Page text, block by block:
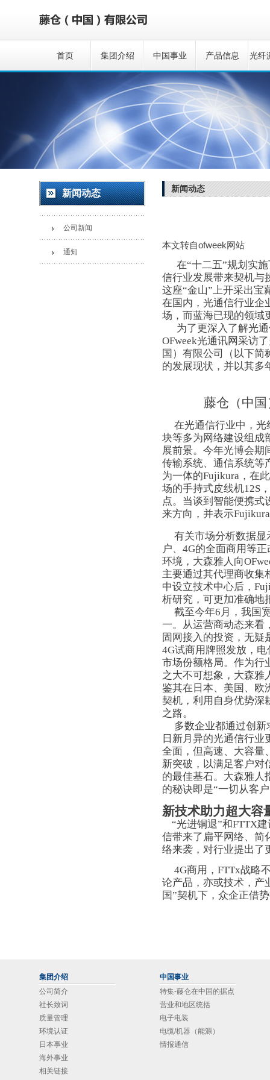
首页 集团介绍 中国事业 产品信息 光纤
新闻动态
公司新闻
通知
新闻动态
本文转自ofweek网站
在“十二五”规划实
信行业发展带来契机与
这座“金山”上开采出宝
在国内，光通信行业企
场，而蓝海已现的领域
为了更深入了解光通
OFweek光通讯网采访
国）有限公司（以下简
的发展现状，并以其多
藤仓（中
在光通信行业中，光
块等多为网络建设组成
展前景。今年光博会期
传输系统、通信系统等
为一体的Fujikura，在
场的手持式皮线机12S
点。当谈到智能便携式
来方向，并表示
有关市场分析数据显
户、4G的全面商用等
环境，大森雅人向
主要通过其代理商收集
中设立技术中心后，
析研究，可更加准确地
截至今年6月，我国
一。从运营商动态来看
固网接入的投资，无疑
4G试商用牌照发放，
市场份额格局。作为行
之大不可想象，大森雅
鉴其在日本、美国、欧
契机，利用自身优势深
之路。
多数企业都通过创新
日新月异的光通信行
全面，但高速、大容量
新突破，以满足客户对
的最佳基石。大森雅人
的秘诀即是“一切从客
新技术助力超大容
“光进铜退”和FTTX
信带来了扁平网络、简
络来袭，对行业提出了
4G商用，FTTx战略
论产品，亦或技术，产
国”契机下，众企正借
集团介绍
公司简介
社长致词
质量管理
环境认证
日本事业
海外事业
相关链接
中国事业
特集-藤仓在中国的据点
营业和地区统括
电子电装
电缆/机器（能源）
情报通信